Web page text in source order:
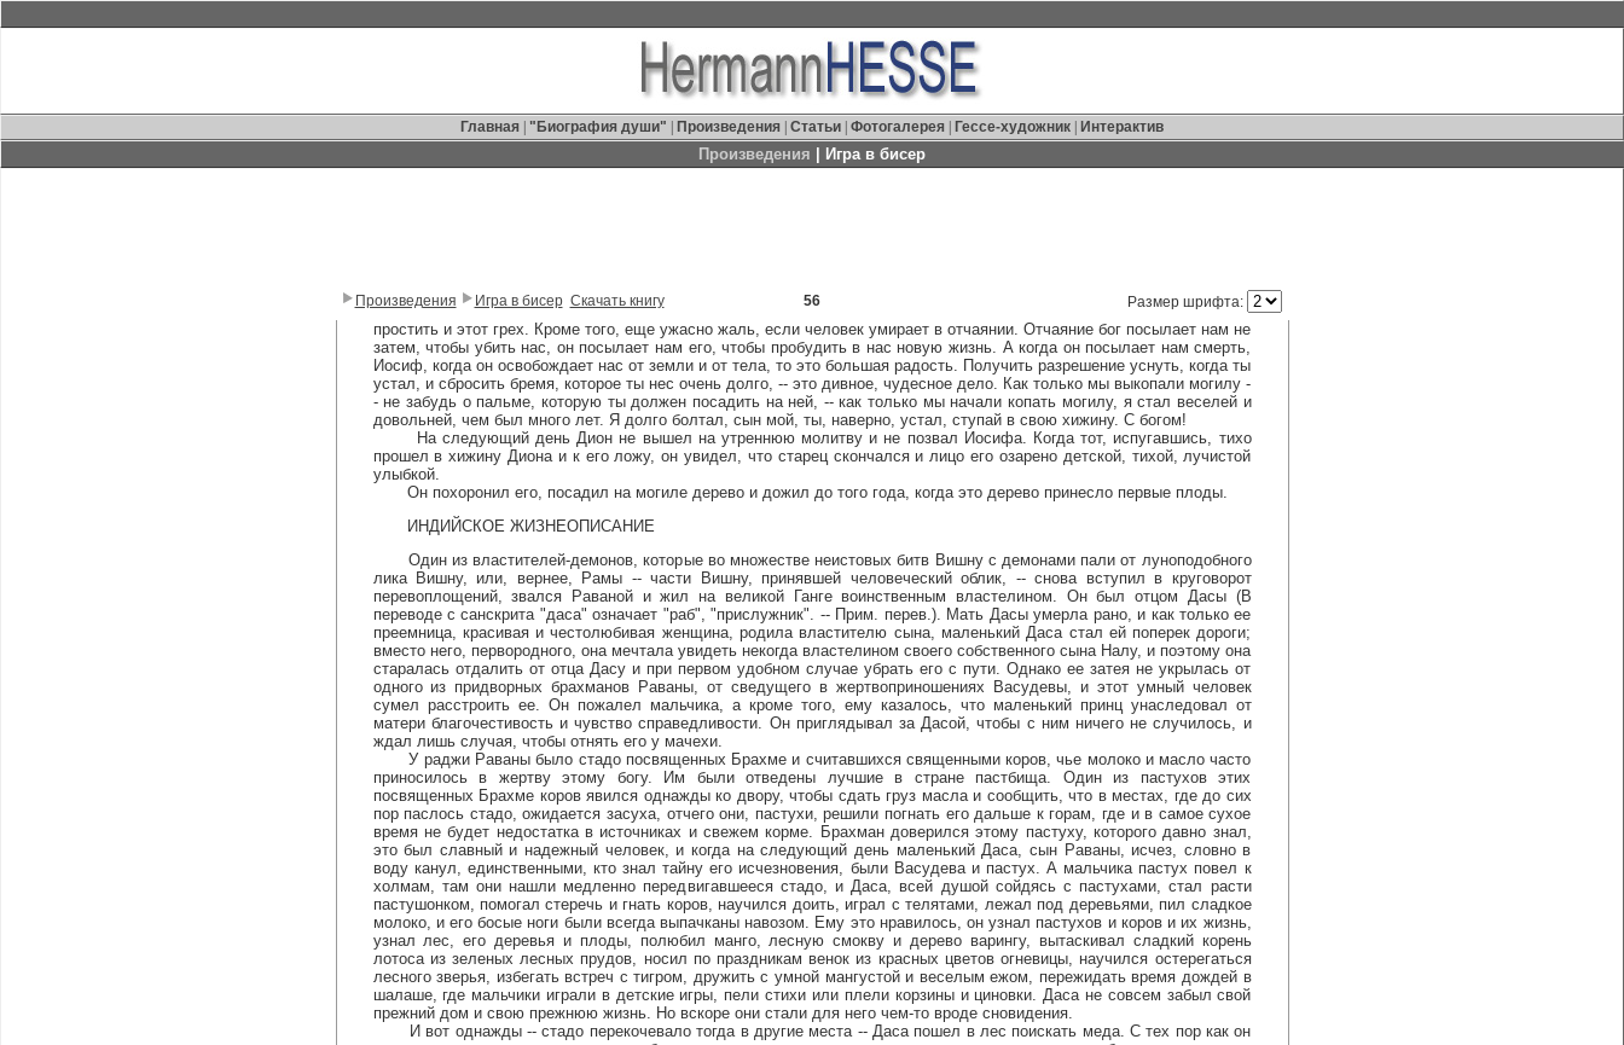
Главная "Биография души" Произведения Статьи Фотогалерея Гессе-художник Интерактив
Произведения | Игра в бисер
Произведения Игра в бисер Скачать книгу 56 Размер шрифта:
простить и этот грех. Кроме того, еще ужасно жаль, если человек умирает в отчаянии. Отчаяние бог посылает нам не
затем, чтобы убить нас, он посылает нам его, чтобы пробудить в нас новую жизнь. А когда он посылает нам смерть,
Иосиф, когда он освобождает нас от земли и от тела, то это большая радость. Получить разрешение уснуть, когда ты
устал, и сбросить бремя, которое ты нес очень долго, -- это дивное, чудесное дело. Как только мы выкопали могилу -
- не забудь о пальме, которую ты должен посадить на ней, -- как только мы начали копать могилу, я стал веселей и
довольней, чем был много лет. Я долго болтал, сын мой, ты, наверно, устал, ступай в свою хижину. С богом!
На следующий день Дион не вышел на утреннюю молитву и не позвал Иосифа. Когда тот, испугавшись, тихо
прошел в хижину Диона и к его ложу, он увидел, что старец скончался и лицо его озарено детской, тихой, лучистой
улыбкой.
Он похоронил его, посадил на могиле дерево и дожил до того года, когда это дерево принесло первые плоды.
ИНДИЙСКОЕ ЖИЗНЕОПИСАНИЕ
Один из властителей-демонов, которые во множестве неистовых битв Вишну с демонами пали от луноподобного
лика Вишну, или, вернее, Рамы -- части Вишну, принявшей человеческий облик, -- снова вступил в круговорот
перевоплощений, звался Раваной и жил на великой Ганге воинственным властелином. Он был отцом Дасы (В
переводе с санскрита "даса" означает "раб", "прислужник". -- Прим. перев.). Мать Дасы умерла рано, и как только ее
преемница, красивая и честолюбивая женщина, родила властителю сына, маленький Даса стал ей поперек дороги;
вместо него, первородного, она мечтала увидеть некогда властелином своего собственного сына Налу, и поэтому она
старалась отдалить от отца Дасу и при первом удобном случае убрать его с пути. Однако ее затея не укрылась от
одного из придворных брахманов Раваны, от сведущего в жертвоприношениях Васудевы, и этот умный человек
сумел расстроить ее. Он пожалел мальчика, а кроме того, ему казалось, что маленький принц унаследовал от
матери благочестивость и чувство справедливости. Он приглядывал за Дасой, чтобы с ним ничего не случилось, и
ждал лишь случая, чтобы отнять его у мачехи.
У раджи Раваны было стадо посвященных Брахме и считавшихся священными коров, чье молоко и масло часто
приносилось в жертву этому богу. Им были отведены лучшие в стране пастбища. Один из пастухов этих
посвященных Брахме коров явился однажды ко двору, чтобы сдать груз масла и сообщить, что в местах, где до сих
пор паслось стадо, ожидается засуха, отчего они, пастухи, решили погнать его дальше к горам, где и в самое сухое
время не будет недостатка в источниках и свежем корме. Брахман доверился этому пастуху, которого давно знал,
это был славный и надежный человек, и когда на следующий день маленький Даса, сын Раваны, исчез, словно в
воду канул, единственными, кто знал тайну его исчезновения, были Васудева и пастух. А мальчика пастух повел к
холмам, там они нашли медленно передвигавшееся стадо, и Даса, всей душой сойдясь с пастухами, стал расти
пастушонком, помогал стеречь и гнать коров, научился доить, играл с телятами, лежал под деревьями, пил сладкое
молоко, и его босые ноги были всегда выпачканы навозом. Ему это нравилось, он узнал пастухов и коров и их жизнь,
узнал лес, его деревья и плоды, полюбил манго, лесную смокву и дерево варингу, вытаскивал сладкий корень
лотоса из зеленых лесных прудов, носил по праздникам венок из красных цветов огневицы, научился остерегаться
лесного зверья, избегать встреч с тигром, дружить с умной мангустой и веселым ежом, пережидать время дождей в
шалаше, где мальчики играли в детские игры, пели стихи или плели корзины и циновки. Даса не совсем забыл свой
прежний дом и свою прежнюю жизнь. Но вскоре они стали для него чем-то вроде сновидения.
И вот однажды -- стадо перекочевало тогда в другие места -- Даса пошел в лес поискать меда. С тех пор как он